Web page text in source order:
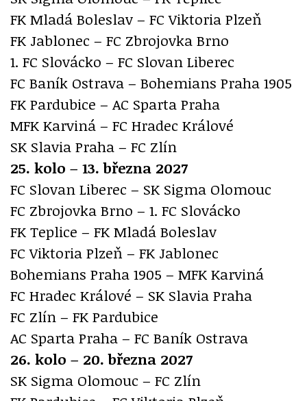
FK Mladá Boleslav – FC Viktoria Plzeň
FK Jablonec – FC Zbrojovka Brno
1. FC Slovácko – FC Slovan Liberec
FC Baník Ostrava – Bohemians Praha 1905
FK Pardubice – AC Sparta Praha
MFK Karviná – FC Hradec Králové
SK Slavia Praha – FC Zlín
25. kolo – 13. března 2027
FC Slovan Liberec – SK Sigma Olomouc
FC Zbrojovka Brno – 1. FC Slovácko
FK Teplice – FK Mladá Boleslav
FC Viktoria Plzeň – FK Jablonec
Bohemians Praha 1905 – MFK Karviná
FC Hradec Králové – SK Slavia Praha
FC Zlín – FK Pardubice
AC Sparta Praha – FC Baník Ostrava
26. kolo – 20. března 2027
SK Sigma Olomouc – FC Zlín